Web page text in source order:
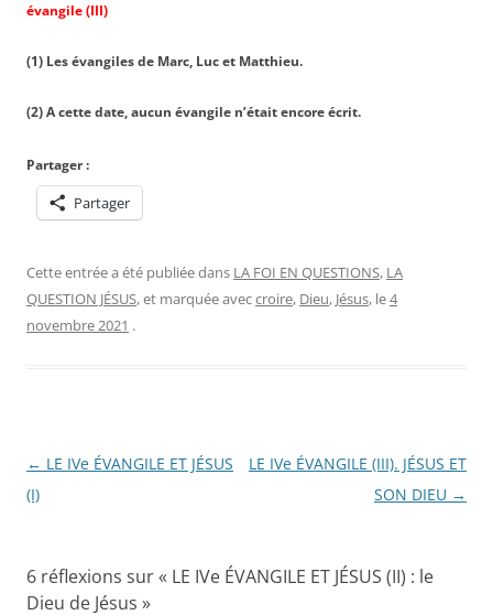
évangile (III)
(1) Les évangiles de Marc, Luc et Matthieu.
(2) A cette date, aucun évangile n’était encore écrit.
Partager :
Partager
Cette entrée a été publiée dans LA FOI EN QUESTIONS, LA
QUESTION JÉSUS, et marquée aveccroire, Dieu, Jésus, le4
novembre 2021 .
Navigation
des
← LE IVe ÉVANGILE ET JÉSUS
(I)
LE IVe ÉVANGILE (III). JÉSUS ET
SON DIEU →
6 réflexions sur « LE IVe ÉVANGILE ET JÉSUS (II) : le
Dieu de Jésus »